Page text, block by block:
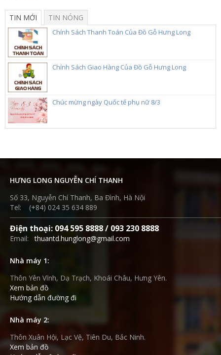
TIN MỚI TIN NÓNG
Chính Sách Thanh Toán Của Đồ Gỗ Hưng Long
Chính Sách Giao Hàng Của Đồ Gỗ Hưng Long
Chúc mừng ngày Quốc tế phụ nữ 8/3
HƯNG LONG NGUYỄN CHÍ THANH
Số 33, Nguyễn Chí Thanh, Ba Đình, Hà Nội
Tel: (+84) 024 35 634 889
Điện thoại: 094 595 8888 / 093 230 8888
Email:thuantd.hunglong@gmail.com
Nhà máy 1:
Thôn Yên Vĩnh, Dạ Trạch, Khoái Châu, Hưng Yên.
Xem bản đồ
Hướng dẫn đường đi
Nhà máy 2:
Thôn Xuân Hội, Lạc Vệ, Tiên Du, Bắc Ninh.
Xem bản đồ